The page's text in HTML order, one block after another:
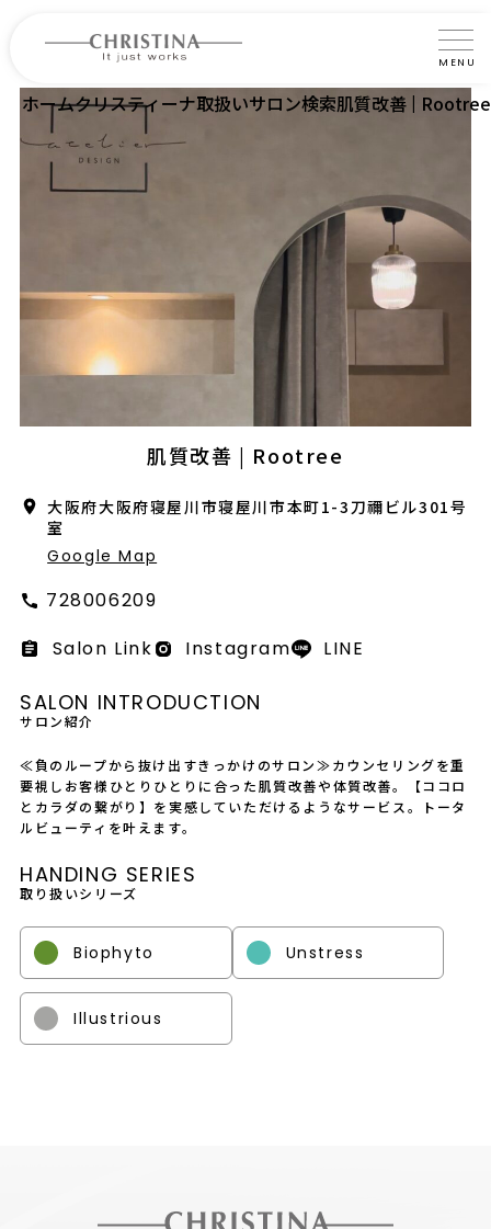
MENU
クリスティーナについて
製品について
サロン検索
よくあるご質問
会社概要
採用情報
製品導入について
お問い合わせ
プライバシーポリシー
ホームクリスティーナ取扱いサロン検索肌質改善 | Rootree
肌質改善 | Rootree
大阪府大阪府寝屋川市寝屋川市本町1-3刀禰ビル301号
室
Google Map
728006209
Salon Link
Instagram LINE
SALON INTRODUCTION
サロン紹介
≪負のループから抜け出すきっかけのサロン≫カウンセリングを重
要視しお客様ひとりひとりに合った肌質改善や体質改善。【ココロ
とカラダの繋がり】を実感していただけるようなサービス。トータ
ルビューティを叶えます。
HANDING SERIES
取り扱いシリーズ
Biophyto Unstress
Illustrious